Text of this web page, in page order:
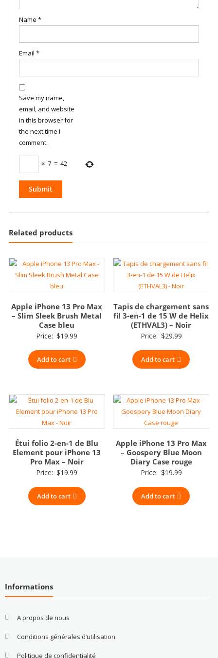
Name *
Email *
Save my name,
email, and website
in this browser for
the next time I
comment.
× 7 = 42
Related products
Apple iPhone 13 Pro Max
– Slim Sleek Brush Metal
Case bleu
Price: $19.99
Add to cart
Tapis de chargement sans
fil 3-en-1 de 15 W de Helix
(ETHVAL3) – Noir
Price: $29.99
Add to cart
Étui folio 2-en-1 de Blu
Element pour iPhone 13
Pro Max – Noir
Price: $19.99
Add to cart
Apple iPhone 13 Pro Max
– Goospery Blue Moon
Diary Case rouge
Price: $19.99
Add to cart
Informations
A propos de nous
Conditions générales d’utilisation
Politique de confidentialité